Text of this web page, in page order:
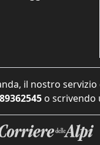
il nostro
o scrivendo